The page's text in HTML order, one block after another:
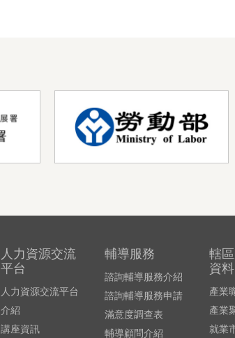
人力資源交流
平台
人力資源交流平台
介紹
講座資訊
輔導服務
諮詢輔導服務介紹
諮詢輔導服務申請
滿意度調查表
輔導顧問介紹
轄
資料
產業
產業
就業